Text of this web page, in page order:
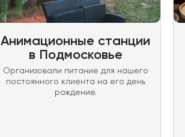
Анимационные станции
в Подмосковье
Организовали питание для нашего
постоянного клиента на его день
рождение.